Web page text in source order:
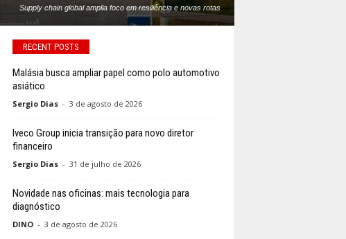
Supply chain global amplia foco em resiliência e novas rotas
RECENT POSTS
Malásia busca ampliar papel como polo automotivo
asiático
Sergio Dias - 3 de agosto de 2026
Iveco Group inicia transição para novo diretor
financeiro
Sergio Dias - 31 de julho de 2026
Novidade nas oficinas: mais tecnologia para
diagnóstico
DINO - 3 de agosto de 2026